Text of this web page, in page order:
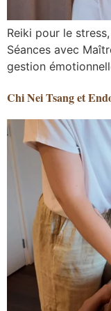
Reiki pour le
Séances avec
gestion
Chi Nei Tsang et